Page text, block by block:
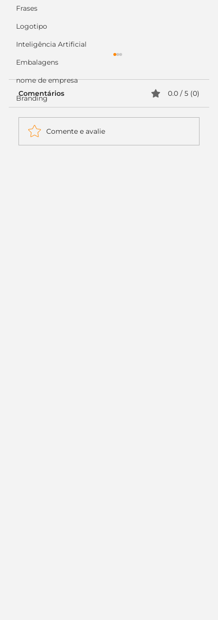
Frases
Logotipo
Inteligência Artificial
Embalagens
nome de empresa
Branding
Comentários 0.0 / 5 (0)
Comente e avalie